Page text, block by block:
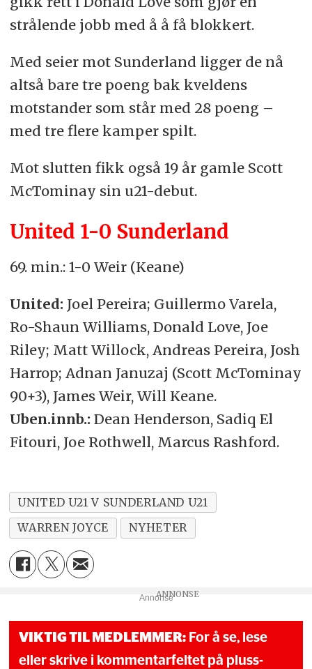
strålende jobb med å å få blokkert.
Med seier mot Sunderland ligger de nå
altså bare tre poeng bak kveldens
motstander som står med 28 poeng –
med tre flere kamper spilt.
Mot slutten fikk også 19 år gamle Scott
McTominay sin u21-debut.
United 1-0 Sunderland
69. min.: 1-0 Weir (Keane)
United: Joel Pereira; Guillermo Varela,
Ro-Shaun Williams, Donald Love, Joe
Riley; Matt Willock, Andreas Pereira, Josh
Harrop; Adnan Januzaj (Scott McTominay
90+3), James Weir, Will Keane.
Uben.innb.: Dean Henderson, Sadiq El
Fitouri, Joe Rothwell, Marcus Rashford.
UNITED U21 V SUNDERLAND U21
WARREN JOYCE
NYHETER
Annonse
VIKTIG TIL MEDLEMMER: For å se, lese
eller skrive i kommentarfeltet på pluss-